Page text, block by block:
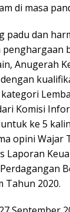
di masa
padu dan
Anugerah
Komisi
ke 5
opini Wajar
Laporan
Tahun 2020.